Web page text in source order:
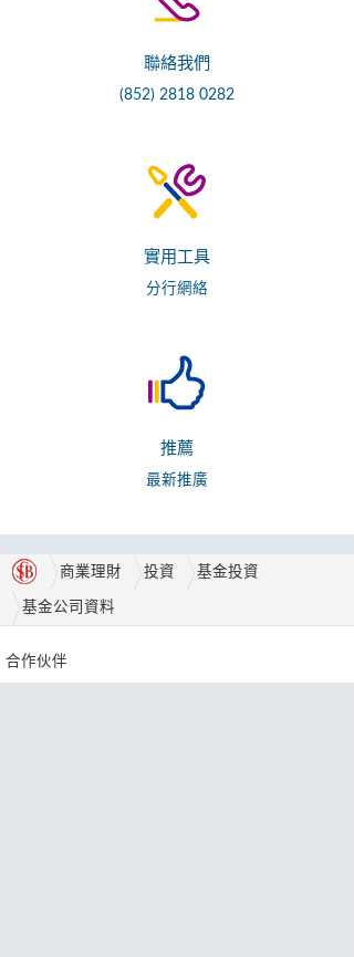
聯絡我們
(852) 2818 0282
實用工具
分行網絡
推薦
最新推廣
商業理財 投資 基金投資
基金公司資料
合作伙伴